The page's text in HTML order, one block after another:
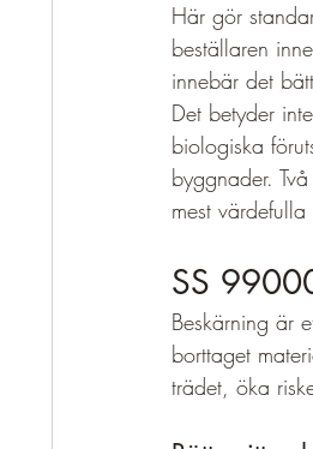
Här gör
beställaren
innebär det
Det betyder
biologiska
byggnader.
mest
SS
Beskärning är
borttaget
trädet, öka